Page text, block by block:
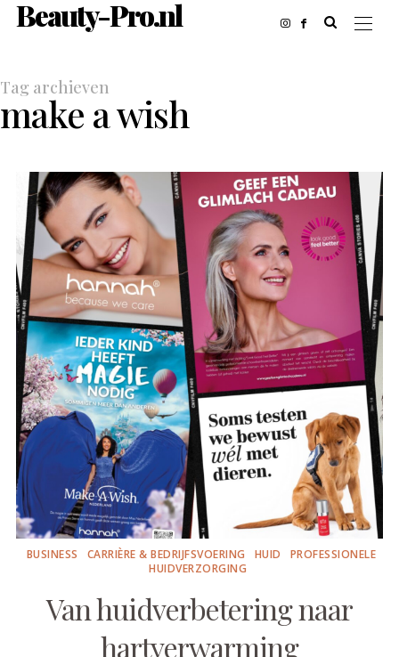
Beauty-Pro.nl
Tag archieven
make a wish
BUSINESS CARRIÈRE & BEDRIJFSVOERING HUID
PROFESSIONELE
HUIDVERZORGING
Van huidverbetering naar
hartverwarming